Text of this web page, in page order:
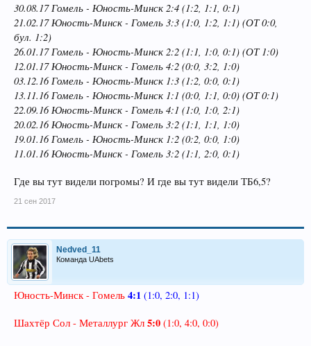
30.08.17 Гомель - Юность-Минск 2:4 (1:2, 1:1, 0:1)
21.02.17 Юность-Минск - Гомель 3:3 (1:0, 1:2, 1:1) (ОТ 0:0,
бул. 1:2)
26.01.17 Гомель - Юность-Минск 2:2 (1:1, 1:0, 0:1) (ОТ 1:0)
12.01.17 Юность-Минск - Гомель 4:2 (0:0, 3:2, 1:0)
03.12.16 Гомель - Юность-Минск 1:3 (1:2, 0:0, 0:1)
13.11.16 Гомель - Юность-Минск 1:1 (0:0, 1:1, 0:0) (ОТ 0:1)
22.09.16 Юность-Минск - Гомель 4:1 (1:0, 1:0, 2:1)
20.02.16 Юность-Минск - Гомель 3:2 (1:1, 1:1, 1:0)
19.01.16 Гомель - Юность-Минск 1:2 (0:2, 0:0, 1:0)
11.01.16 Юность-Минск - Гомель 3:2 (1:1, 2:0, 0:1)
Где вы тут видели погромы? И где вы тут видели ТБ6,5?
21 сен 2017
Nedved_11
Команда UAbets
Юность-Минск - Гомель 4:1 (1:0, 2:0, 1:1)
Шахтёр Сол - Металлург Жл 5:0 (1:0, 4:0, 0:0)